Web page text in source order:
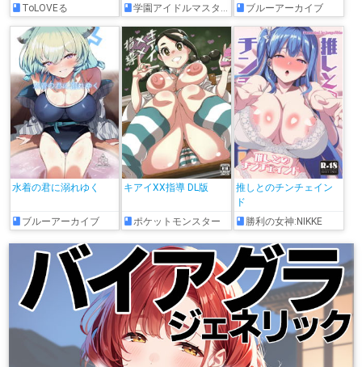
ToLOVEる 学園アイドルマスター ブルーアーカイブ
水着の君に溺れゆく
ブルーアーカイブ
キアイXX指導 DL版
ポケットモンスター
推しとのチンチェイン
ド
勝利の女神:NIKKE